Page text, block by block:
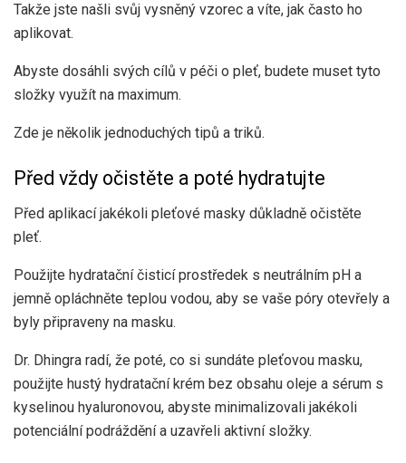
Takže jste našli svůj vysněný vzorec a víte, jak často ho
aplikovat.
Abyste dosáhli svých cílů v péči o pleť, budete muset tyto
složky využít na maximum.
Zde je několik jednoduchých tipů a triků.
Před vždy očistěte a poté hydratujte
Před aplikací jakékoli pleťové masky důkladně očistěte
pleť.
Použijte hydratační čisticí prostředek s neutrálním pH a
jemně opláchněte teplou vodou, aby se vaše póry otevřely a
byly připraveny na masku.
Dr. Dhingra radí, že poté, co si sundáte pleťovou masku,
použijte hustý hydratační krém bez obsahu oleje a sérum s
kyselinou hyaluronovou, abyste minimalizovali jakékoli
potenciální podráždění a uzavřeli aktivní složky.